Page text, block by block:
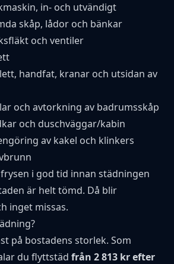
in- och utvändigt
skåp, lådor och bänkar
och ventiler
handfat, kranar och utsidan av
och avtorkning av badrumsskåp
och duschväggar/kabin
av kakel och klinkers
i god tid innan städningen
är helt tömd. Då blir
inget missas.
på bostadens storlek. Som
du flyttstäd från 2 813 kr efter